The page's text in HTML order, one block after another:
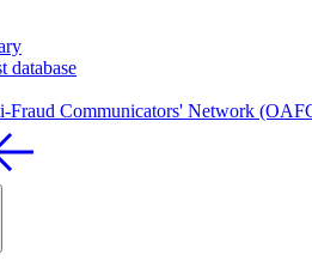
database
Fraud Communicators' Network